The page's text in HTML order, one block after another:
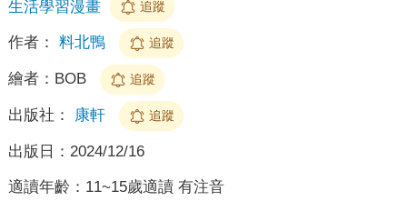
生活學習漫畫
追蹤
作者： 料北鴨 追蹤
繪者： BOB 追蹤
出版社： 康軒 追蹤
出版日： 2024/12/16
適讀年齡： 11~15歲適讀 有注音